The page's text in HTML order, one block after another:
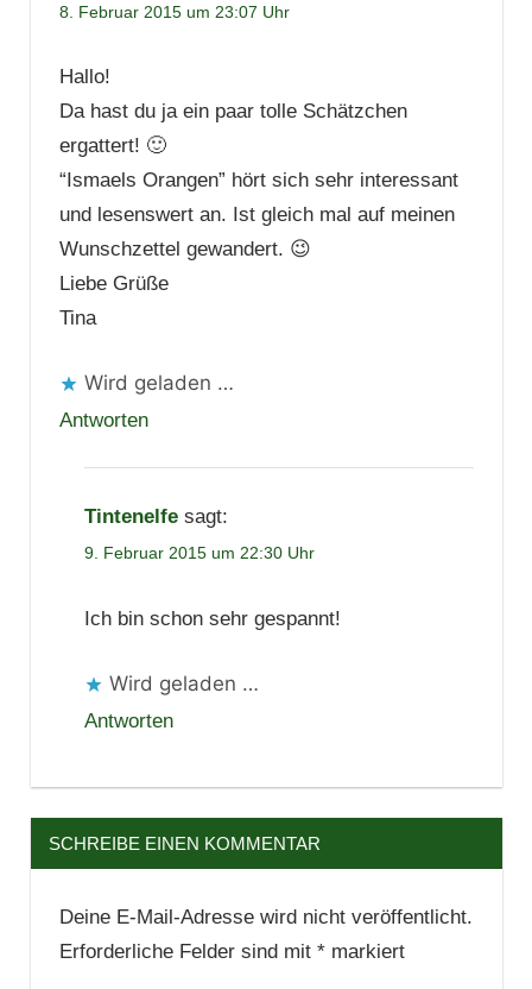
8. Februar 2015 um 23:07 Uhr
Hallo!
Da hast du ja ein paar tolle Schätzchen
ergattert! 🙂
“Ismaels Orangen” hört sich sehr interessant
und lesenswert an. Ist gleich mal auf meinen
Wunschzettel gewandert. 😉
Liebe Grüße
Tina
Wird geladen …
Antworten
Tintenelfe sagt:
9. Februar 2015 um 22:30 Uhr
Ich bin schon sehr gespannt!
Wird geladen …
Antworten
SCHREIBE EINEN KOMMENTAR
Deine E-Mail-Adresse wird nicht veröffentlicht.
Erforderliche Felder sind mit *markiert